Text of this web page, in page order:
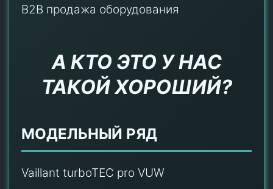
B2B продажа оборудования
А КТО ЭТО У НАС
ТАКОЙ ХОРОШИЙ?
МОДЕЛЬНЫЙ РЯД
Vaillant turboTEC pro VUW